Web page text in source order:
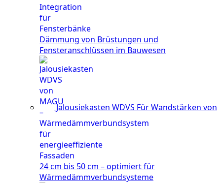
Dämmung von Brüstungen und
Fensteranschlüssen im Bauwesen
Jalousiekasten WDVS Für Wandstärken von
24 cm bis 50 cm – optimiert für
Wärmedämmverbundsysteme